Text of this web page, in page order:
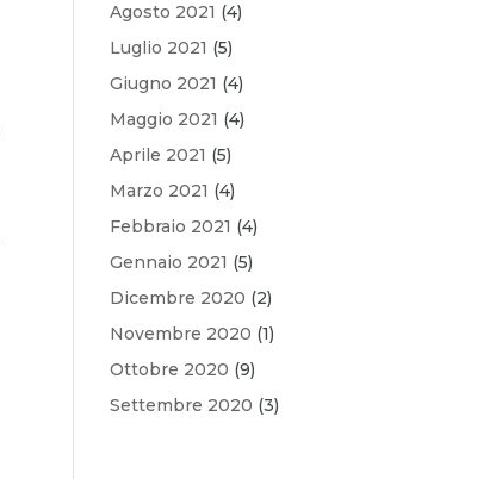
Agosto 2021 (4)
Luglio 2021 (5)
Giugno 2021 (4)
Maggio 2021 (4)
Aprile 2021 (5)
Marzo 2021 (4)
Febbraio 2021 (4)
Gennaio 2021 (5)
Dicembre 2020 (2)
Novembre 2020 (1)
Ottobre 2020 (9)
Settembre 2020 (3)